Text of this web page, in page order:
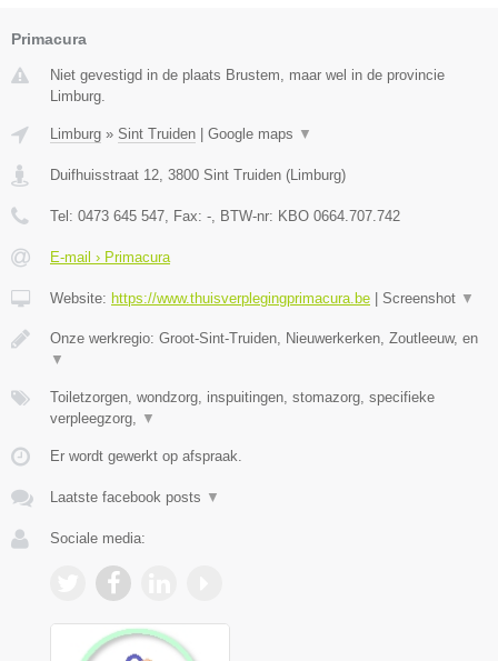
Primacura
Niet gevestigd in de plaats Brustem, maar wel in de provincie
Limburg.
Limburg » Sint Truiden Google maps ▼
Duifhuisstraat 12, 3800 Sint Truiden (Limburg)
Tel: 0473 645 547, Fax: -, BTW-nr: KBO 0664.707.742
E-mail › Primacura
Website: https://www.thuisverplegingprimacura.be Screenshot ▼
Onze werkregio: Groot-Sint-Truiden, Nieuwerkerken, Zoutleeuw, en
▼
Toiletzorgen, wondzorg, inspuitingen, stomazorg, specifieke
verpleegzorg, ▼
Er wordt gewerkt op afspraak.
Laatste facebook posts ▼
Sociale media: